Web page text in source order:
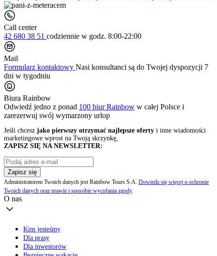
Call center
42 680 38 51 codziennie w godz. 8:00-22:00
Mail
Formularz kontaktowy Nasi konsultanci są do Twojej dyspozycji 7
dni w tygodniu
Biura Rainbow
Odwiedź jedno z ponad 100 biur Rainbow w całej Polsce i
zarezerwuj swój wymarzony urlop
Jeśli chcesz jako pierwszy otrzymać najlepsze oferty i inne wiadomości
marketingowe wprost na Twoją skrzynkę,
ZAPISZ SIĘ NA NEWSLETTER:
Zapisz się
Administratorem Twoich danych jest Rainbow Tours S.A. Dowiedz się więcej o ochronie
Twoich danych oraz prawie i sposobie wycofania zgody.
O nas
Kim jesteśmy
Dla prasy
Dla inwestorów